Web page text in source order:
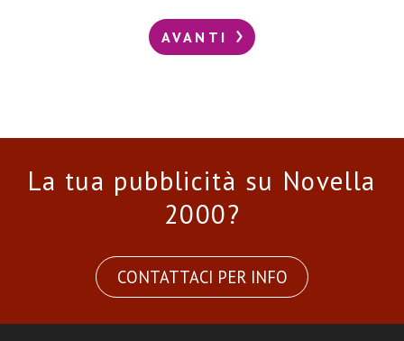
AVANTI
La tua pubblicità su Novella
2000?
CONTATTACI PER INFO